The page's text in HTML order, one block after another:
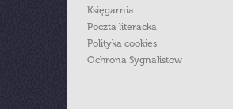
Księgarnia
Poczta literacka
Polityka cookies
Ochrona Sygnalistow